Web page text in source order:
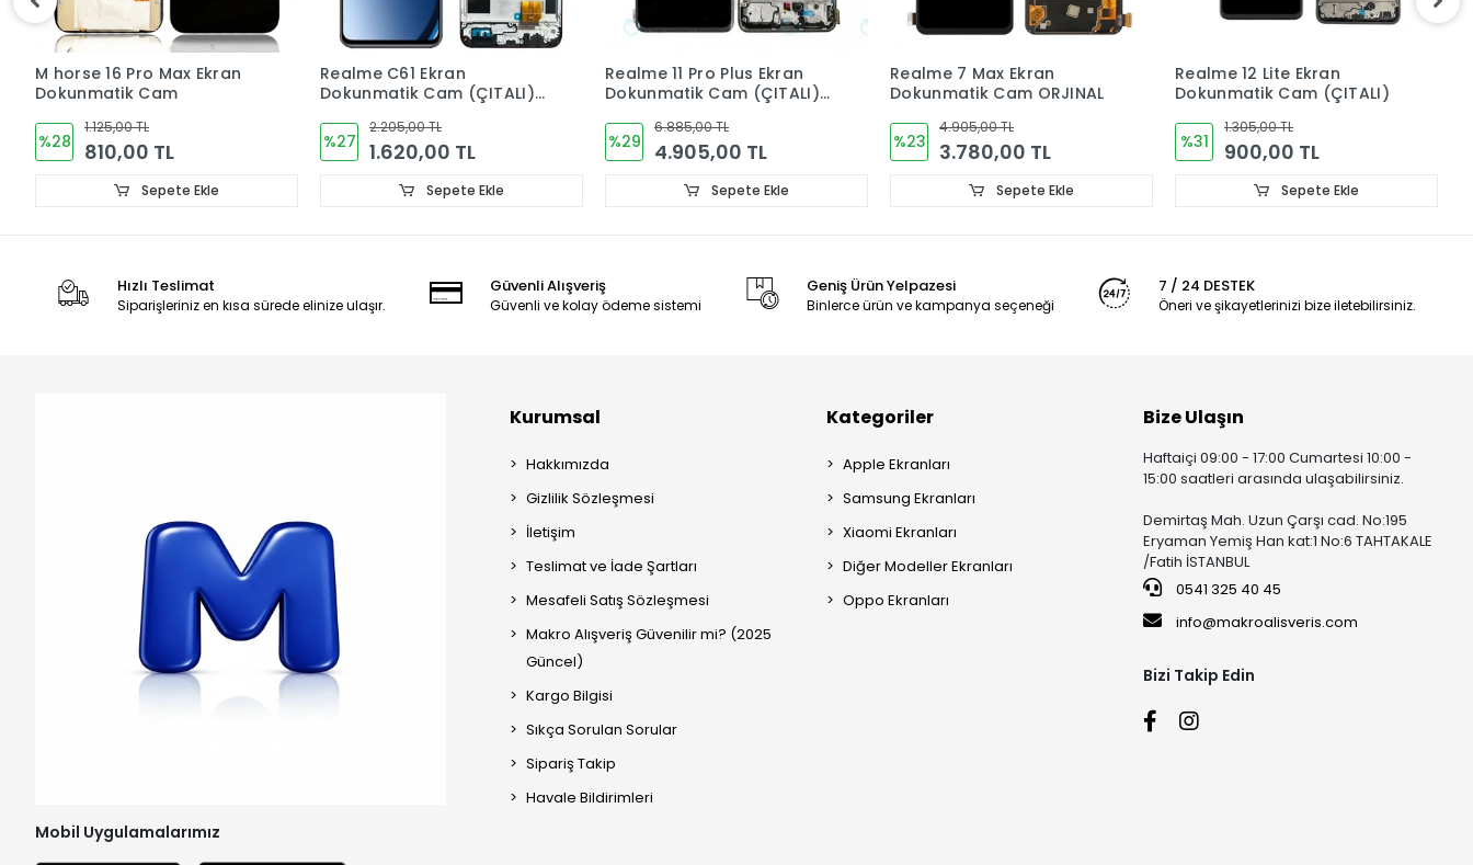
Realme C61 Ekran
Dokunmatik Cam (ÇITALI)
%27
2.205,00 TL
1.620,00 TL
Sepete Ekle
Realme 11 Pro Plus Ekran
Dokunmatik Cam (ÇITALI)
%29
6.885,00 TL
4.905,00 TL
Sepete Ekle
Realme 7 Max Ekran
Dokunmatik Cam ORJINAL
%23
4.905,00 TL
3.780,00 TL
Sepete Ekle
Realme 12 Lite Ekran
Dokunmatik Cam (ÇITALI)
%31
1.305,00 TL
900,00 TL
Sepete Ekle
Realme 11 (4G) Ekran
Dokunmatik Cam (ÇITALI)
%22
4.005,00 TL
3.105,00 TL
Sepete Ekle
Hızlı Teslimat
Siparişleriniz en kısa sürede elinize ulaşır.
Güvenli Alışveriş
Güvenli ve kolay ödeme sistemi
Geniş Ürün Yelpazesi
Binlerce ürün ve kampanya seçeneği
7 / 24 DESTEK
Öneri ve şikayetlerinizi bize iletebilirsiniz.
Mobil Uygulamalarımız
Kurumsal
Hakkımızda
Gizlilik Sözleşmesi
İletişim
Teslimat ve İade Şartları
Mesafeli Satış Sözleşmesi
Makro Alışveriş Güvenilir mi? (2025
Güncel)
Kargo Bilgisi
Sıkça Sorulan Sorular
Sipariş Takip
Havale Bildirimleri
Kategoriler
Apple Ekranları
Samsung Ekranları
Xiaomi Ekranları
Diğer Modeller Ekranları
Oppo Ekranları
Bize Ulaşın
Haftaiçi 09:00 - 17:00 Cumartesi 10:00 -
15:00 saatleri arasında ulaşabilirsiniz.
Demirtaş Mah. Uzun Çarşı cad. No:195
Eryaman Yemiş Han kat:1 No:6 TAHTAKALE
/Fatih İSTANBUL
0541 325 40 45
info@makroalisveris.com
Bizi Takip Edin